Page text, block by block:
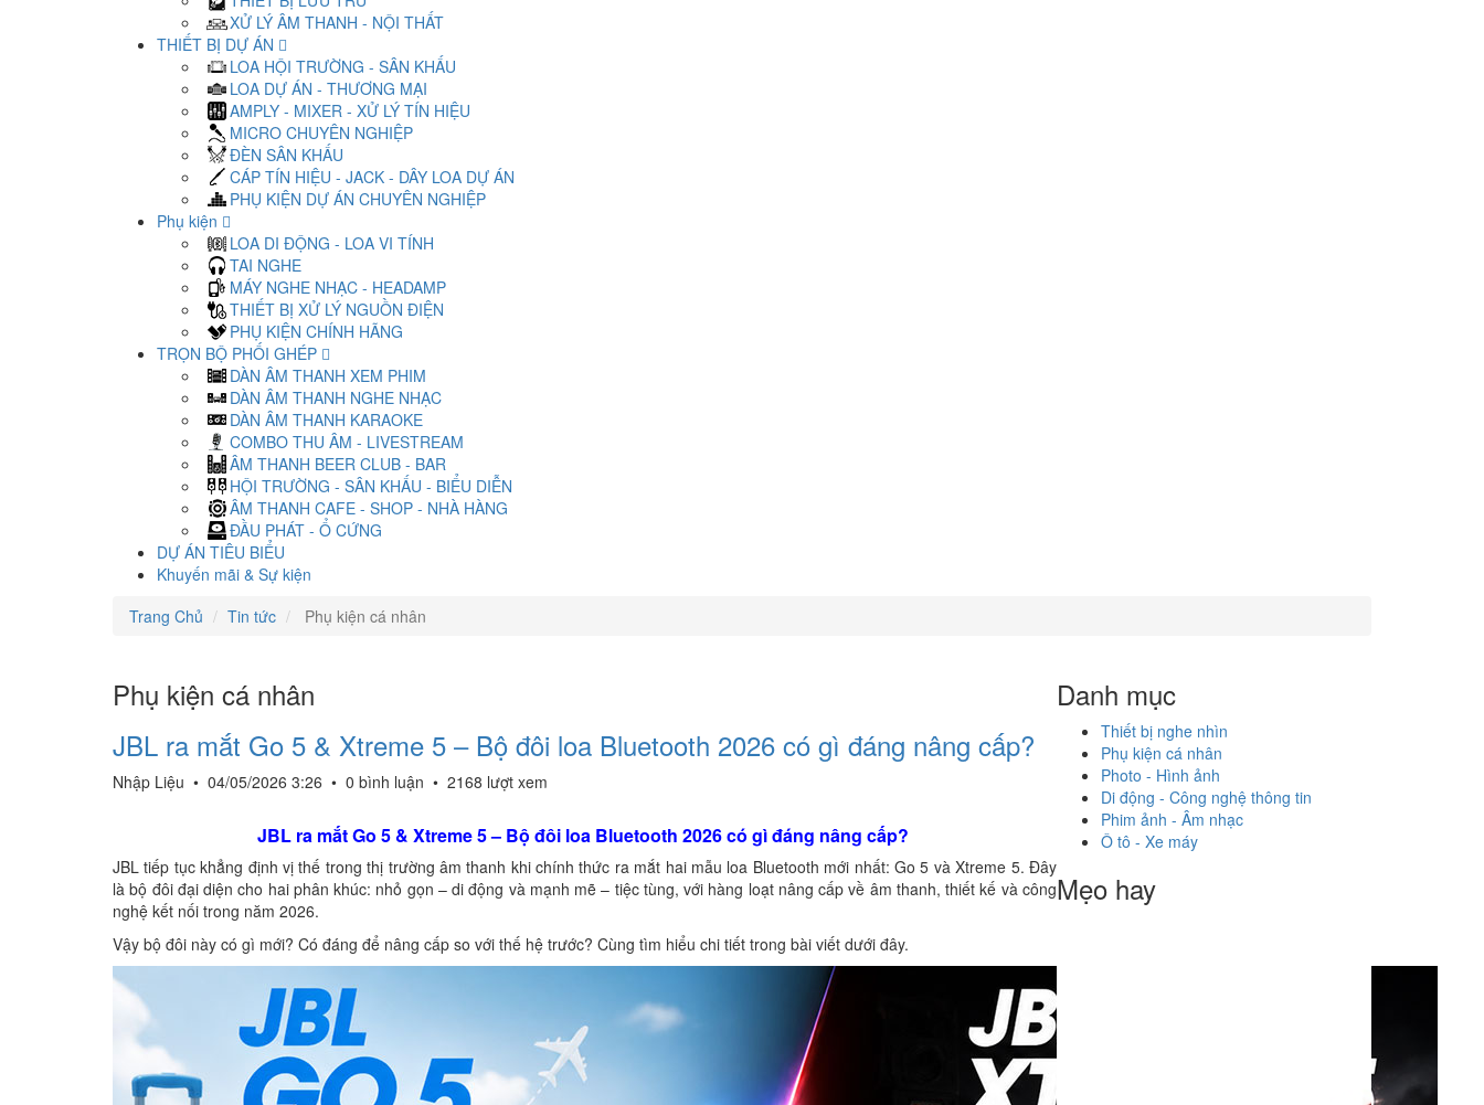
XỬ LÝ ÂM THANH - NỘI THẤT
THIẾT BỊ DỰ ÁN
LOA HỘI TRƯỜNG - SÂN KHẤU
LOA DỰ ÁN - THƯƠNG MẠI
AMPLY - MIXER - XỬ LÝ TÍN HIỆU
MICRO CHUYÊN NGHIỆP
ĐÈN SÂN KHẤU
CÁP TÍN HIỆU - JACK - DÂY LOA DỰ ÁN
PHỤ KIỆN DỰ ÁN CHUYÊN NGHIỆP
Phụ kiện
LOA DI ĐỘNG - LOA VI TÍNH
TAI NGHE
MÁY NGHE NHẠC - HEADAMP
THIẾT BỊ XỬ LÝ NGUỒN ĐIỆN
PHỤ KIỆN CHÍNH HÃNG
TRỌN BỘ PHỐI GHÉP
DÀN ÂM THANH XEM PHIM
DÀN ÂM THANH NGHE NHẠC
DÀN ÂM THANH KARAOKE
COMBO THU ÂM - LIVESTREAM
ÂM THANH BEER CLUB - BAR
HỘI TRƯỜNG - SÂN KHẤU - BIỂU DIỄN
ÂM THANH CAFE - SHOP - NHÀ HÀNG
ĐẦU PHÁT - Ổ CỨNG
DỰ ÁN TIÊU BIỂU
Khuyến mãi & Sự kiện
Trang Chủ
Tin tức Phụ kiện cá nhân
Phụ kiện cá nhân
JBL ra mắt Go 5 & Xtreme 5 – Bộ đôi loa Bluetooth 2026 có gì đáng nâng cấp?
Nhập Liệu • 04/05/2026 3:26 • 0 bình luận • 2168 lượt xem
JBL ra mắt Go 5 & Xtreme 5 – Bộ đôi loa Bluetooth 2026 có gì đáng nâng cấp?
JBL tiếp tục khẳng định vị thế trong thị trường âm thanh khi chính thức ra mắt hai mẫu loa Bluetooth mới nhất: Go 5 và Xtreme 5. Đây
là bộ đôi đại diện cho hai phân khúc: nhỏ gọn – di động và mạnh mẽ – tiệc tùng, với hàng loạt nâng cấp về âm thanh, thiết kế và công
nghệ kết nối trong năm 2026.
Vậy bộ đôi này có gì mới? Có đáng để nâng cấp so với thế hệ trước? Cùng tìm hiểu chi tiết trong bài viết dưới đây.
Danh mục
Thiết bị nghe nhìn
Phụ kiện cá nhân
Photo - Hình ảnh
Di động - Công nghệ thông tin
Phim ảnh - Âm nhạc
Ô tô - Xe máy
Mẹo hay